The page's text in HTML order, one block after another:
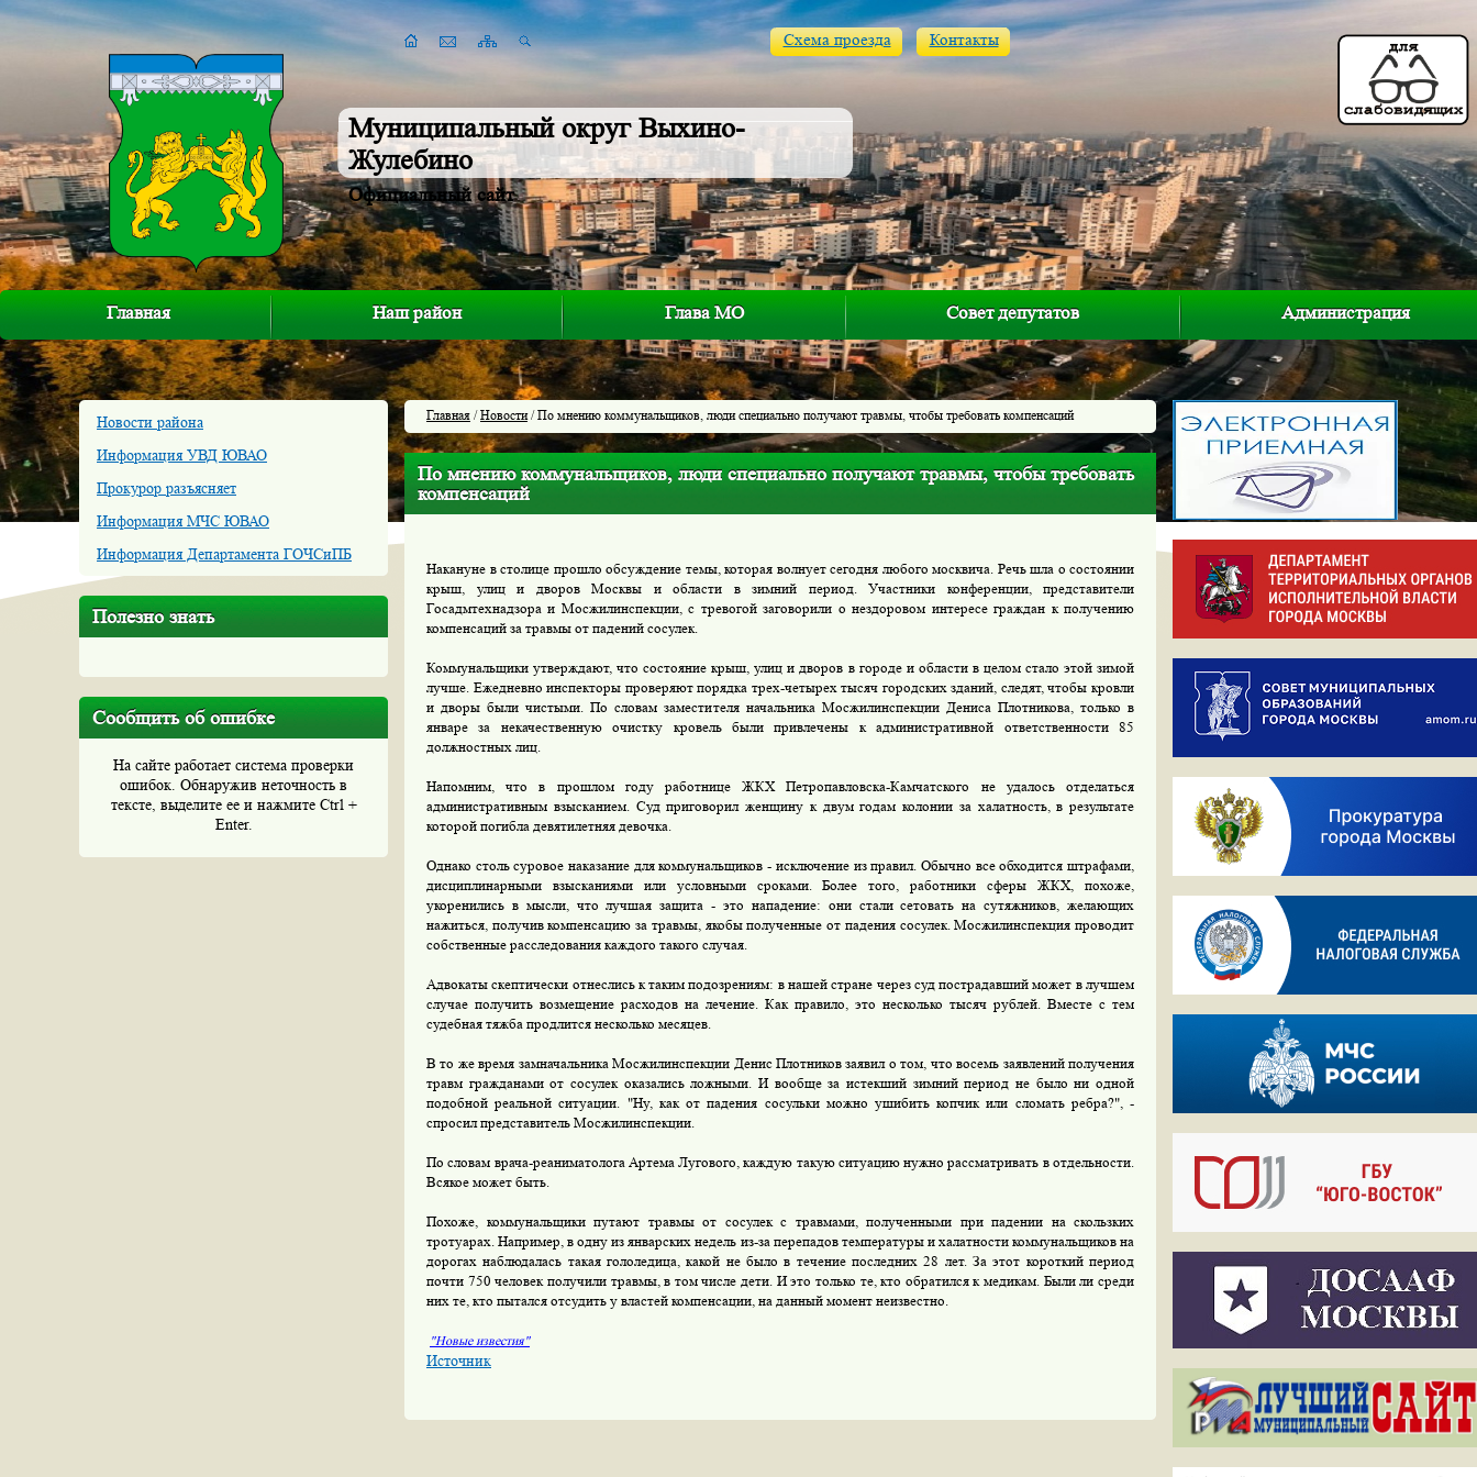
Муниципальный округ Выхино-
Жулебино
Официальный сайт
Схема проезда Контакты
Главная Наш район Глава МО Совет депутатов Администрация
Новости района
Информация УВД ЮВАО
Прокурор разъясняет
Информация МЧС ЮВАО
Информация Департамента ГОЧСиПБ
Полезно знать
Сообщить об ошибке
На сайте работает система проверки
ошибок. Обнаружив неточность в
тексте, выделите ее и нажмите Ctrl +
Enter.
Главная /Новости/ По мнению коммунальщиков, люди специально получают травмы, чтобы требовать компенсаций
По мнению коммунальщиков, люди специально получают травмы, чтобы требовать
компенсаций
Накануне в столице прошло обсуждение темы, которая волнует сегодня любого москвича. Речь шла о состоянии
крыш, улиц и дворов Москвы и области в зимний период. Участники конференции, представители
Госадмтехнадзора и Мосжилинспекции, с тревогой заговорили о нездоровом интересе граждан к получению
компенсаций за травмы от падений сосулек.
Коммунальщики утверждают, что состояние крыш, улиц и дворов в городе и области в целом стало этой зимой
лучше. Ежедневно инспекторы проверяют порядка трех-четырех тысяч городских зданий, следят, чтобы кровли
и дворы были чистыми. По словам заместителя начальника Мосжилинспекции Дениса Плотникова, только в
январе за некачественную очистку кровель были привлечены к административной ответственности 85
должностных лиц.
Напомним, что в прошлом году работнице ЖКХ Петропавловска-Камчатского не удалось отделаться
административным взысканием. Суд приговорил женщину к двум годам колонии за халатность, в результате
которой погибла девятилетняя девочка.
Однако столь суровое наказание для коммунальщиков - исключение из правил. Обычно все обходится штрафами,
дисциплинарными взысканиями или условными сроками. Более того, работники сферы ЖКХ, похоже,
укоренились в мысли, что лучшая защита - это нападение: они стали сетовать на сутяжников, желающих
нажиться, получив компенсацию за травмы, якобы полученные от падения сосулек. Мосжилинспекция проводит
собственные расследования каждого такого случая.
Адвокаты скептически отнеслись к таким подозрениям: в нашей стране через суд пострадавший может в лучшем
случае получить возмещение расходов на лечение. Как правило, это несколько тысяч рублей. Вместе с тем
судебная тяжба продлится несколько месяцев.
В то же время замначальника Мосжилинспекции Денис Плотников заявил о том, что восемь заявлений получения
травм гражданами от сосулек оказались ложными. И вообще за истекший зимний период не было ни одной
подобной реальной ситуации. "Ну, как от падения сосульки можно ушибить копчик или сломать ребра?", -
спросил представитель Мосжилинспекции.
По словам врача-реаниматолога Артема Лугового, каждую такую ситуацию нужно рассматривать в отдельности.
Всякое может быть.
Похоже, коммунальщики путают травмы от сосулек с травмами, полученными при падении на скользких
тротуарах. Например, в одну из январских недель из-за перепадов температуры и халатности коммунальщиков на
дорогах наблюдалась такая гололедица, какой не было в течение последних 28 лет. За этот короткий период
почти 750 человек получили травмы, в том числе дети. И это только те, кто обратился к медикам. Были ли среди
них те, кто пытался отсудить у властей компенсации, на данный момент неизвестно.
"Новые известия"
Источник